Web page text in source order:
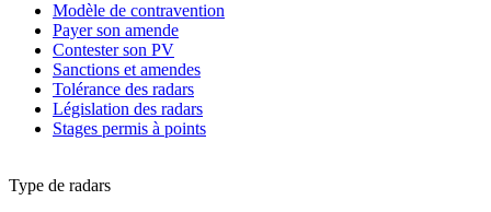
Modèle de contravention
Payer son amende
Contester son PV
Sanctions et amendes
Tolérance des radars
Législation des radars
Stages permis à points
Type de radars